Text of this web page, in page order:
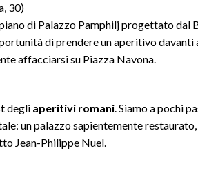
30)
di Palazzo Pamphilj progettato dal
di prendere un aperitivo
affacciarsi su Piazza Navona.
degli aperitivi romani. Siamo a pochi
un palazzo sapientemente restaurato,
Jean-Philippe Nuel.